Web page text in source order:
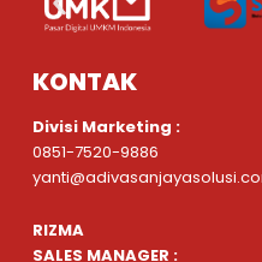
KONTAK
Divisi Marketing :
0851-7520-9886
RIZMA
SALES MANAGER :